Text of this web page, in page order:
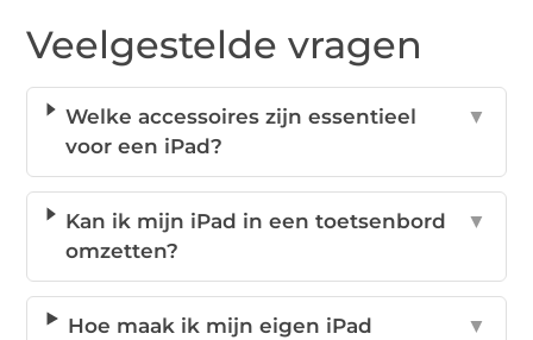
Veelgestelde vragen
Welke accessoires zijn essentieel
voor een iPad?
▼
Kan ik mijn iPad in een toetsenbord
omzetten?
▼
Hoe maak ik mijn eigen iPad
▼